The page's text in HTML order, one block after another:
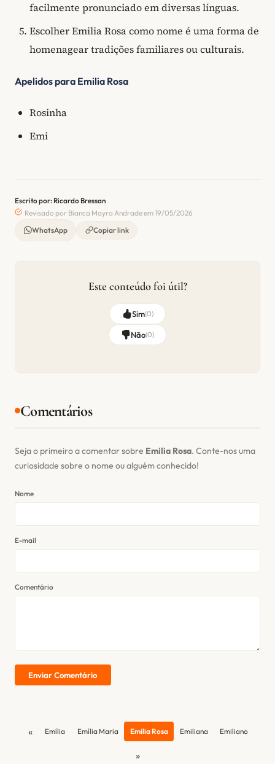
facilmente pronunciado em diversas línguas.
Escolher Emilia Rosa como nome é uma forma de
homenagear tradições familiares ou culturais.
Apelidos para Emilia Rosa
Rosinha
Emi
Escrito por: Ricardo Bressan
Revisado por Bianca Mayra Andrade em 19/05/2026
WhatsApp
Copiar link
Este conteúdo foi útil?
Sim(0)
Não(0)
Comentários
Seja o primeiro a comentar sobre Emilia Rosa. Conte-nos uma
curiosidade sobre o nome ou alguém conhecido!
Nome
E-mail
Comentário
Enviar Comentário
« Emília Emília Maria Emilia Rosa Emiliana Emiliano
»